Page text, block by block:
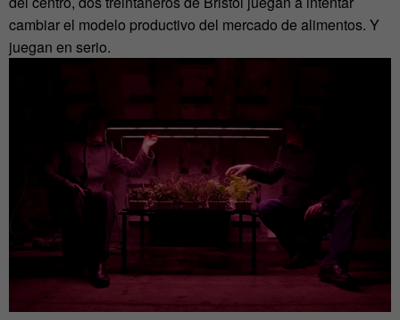
cambiar el modelo productivo del mercado de alimentos. Y
juegan en serio.